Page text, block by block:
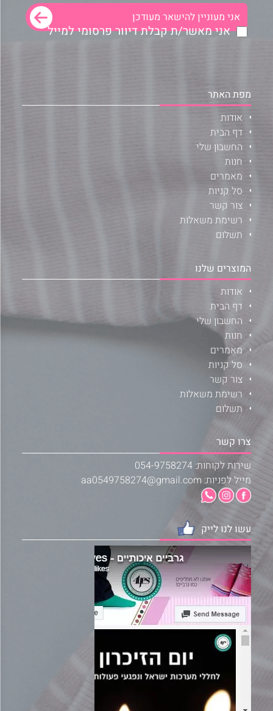
אני מאשר/ת קבלת דיוור פרסומי למייל
מפת האתר
אודות
דף הבית
החשבון שלי
חנות
מאמרים
סל קניות
צור קשר
רשימת משאלות
תשלום
המוצרים שלנו
אודות
דף הבית
החשבון שלי
חנות
מאמרים
סל קניות
צור קשר
רשימת משאלות
תשלום
צרו קשר
שירות לקוחות: 054-9758274
מייל לפניות: aa0549758274@gmail.com
עשו לנו לייק